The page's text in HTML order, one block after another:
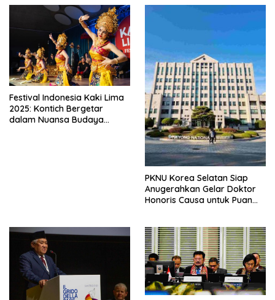
Festival Indonesia Kaki Lima
2025: Kontich Bergetar
dalam Nuansa Budaya
PKNU Korea Selatan Siap
Anugerahkan Gelar Doktor
Honoris Causa untuk Puan